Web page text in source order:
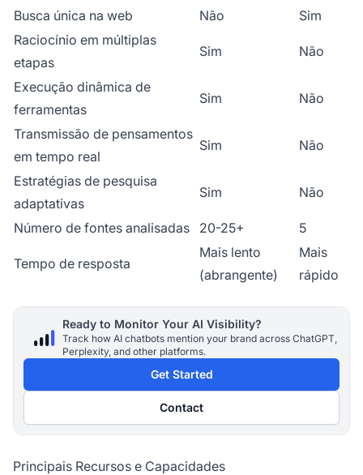
Busca única na web
Não
Sim
Raciocínio em múltiplas
etapas
Sim Não
Execução dinâmica de
ferramentas
Sim Não
Transmissão de pensamentos
em tempo real
Sim Não
Estratégias de pesquisa
adaptativas
Sim Não
Número de fontes analisadas 20-25+ 5
Tempo de resposta
Mais lento
(abrangente)
Mais
rápido
Ready to Monitor Your AI Visibility?
Track how AI chatbots mention your brand across ChatGPT,
Perplexity, and other platforms.
Get Started
Contact
Principais Recursos e Capacidades